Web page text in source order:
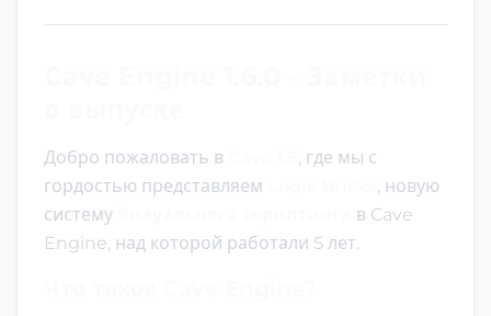
Добро пожаловать в
, где мы с
гордостью представляем
, новую
систему
в Cave
Engine, над которой работали 5 лет.